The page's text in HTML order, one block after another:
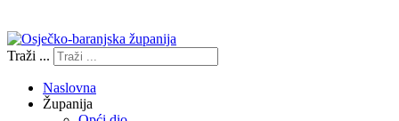
Traži ...
Naslovna
Županija